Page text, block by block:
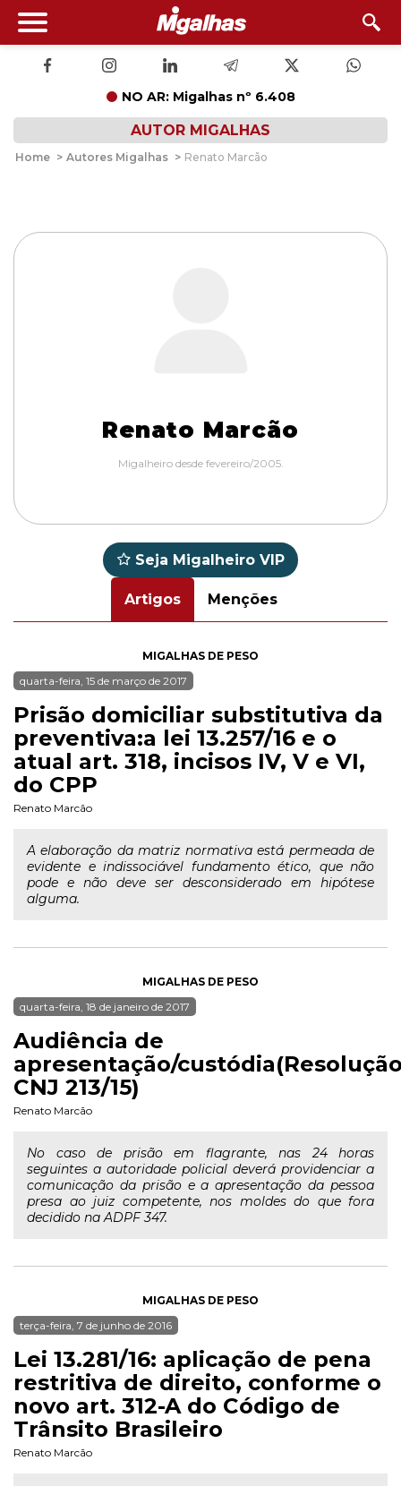
NO AR: Migalhas nº 6.408
AUTOR MIGALHAS
Home > Autores Migalhas > Renato Marcão
Renato Marcão
Migalheiro desde fevereiro/2005.
Seja Migalheiro VIP
Artigos Menções
MIGALHAS DE PESO
quarta-feira, 15 de março de 2017
Prisão domiciliar substitutiva da
preventiva:a lei 13.257/16 e o
atual art. 318, incisos IV, V e VI,
do CPP
Renato Marcão
A elaboração da matriz normativa está permeada de
evidente e indissociável fundamento ético, que não
pode e não deve ser desconsiderado em hipótese
alguma.
MIGALHAS DE PESO
quarta-feira, 18 de janeiro de 2017
Audiência de
apresentação/
CNJ 213/15)
Renato Marcão
No caso de prisão em flagrante, nas 24 horas
seguintes a autoridade policial deverá providenciar a
comunicação da prisão e a apresentação da pessoa
presa ao juiz competente, nos moldes do que fora
decidido na ADPF 347.
MIGALHAS DE PESO
terça-feira, 7 de junho de 2016
Lei 13.281/16: aplicação de pena
restritiva de direito, conforme o
novo art. 312-A do Código de
Trânsito Brasileiro
Renato Marcão